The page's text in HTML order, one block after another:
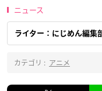
ニュース
ライター：にじめん編集
カテゴリ : アニメ